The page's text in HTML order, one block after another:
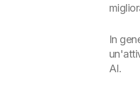
In
AI.